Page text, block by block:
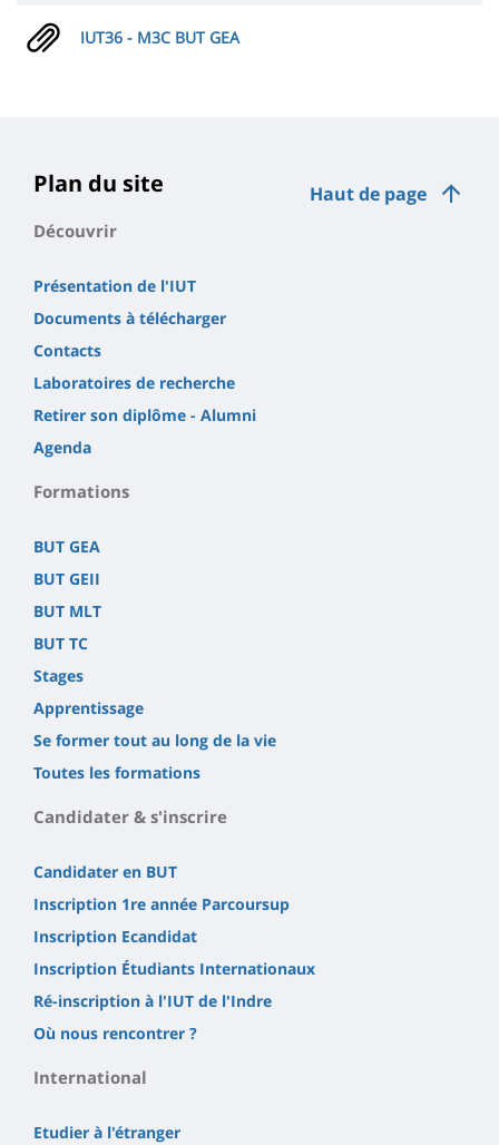
IUT36 - M3C BUT GEA
Haut de page
Plan du site
Découvrir
Présentation de l'IUT
Documents à télécharger
Contacts
Laboratoires de recherche
Retirer son diplôme - Alumni
Agenda
Formations
BUT GEA
BUT GEII
BUT MLT
BUT TC
Stages
Apprentissage
Se former tout au long de la vie
Toutes les formations
Candidater & s'inscrire
Candidater en BUT
Inscription 1re année Parcoursup
Inscription Ecandidat
Inscription Étudiants Internationaux
Ré-inscription à l'IUT de l'Indre
Où nous rencontrer ?
International
Etudier à l'étranger